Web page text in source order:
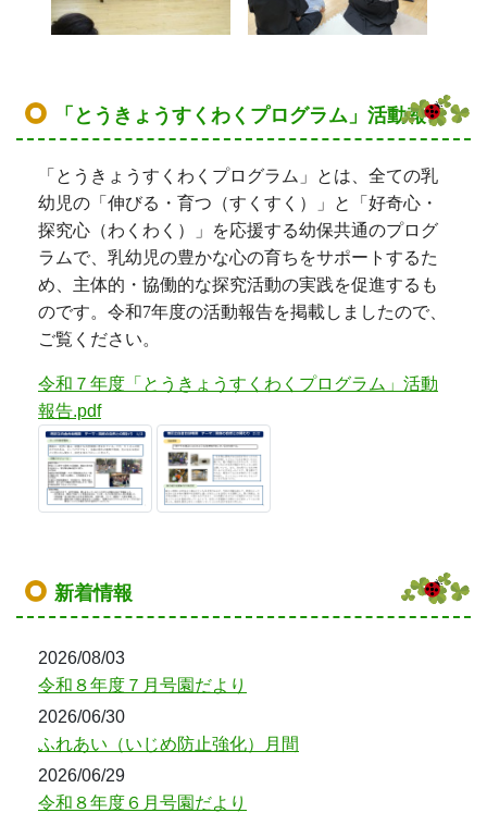
「とうきょうすくわくプログラム」活動報告
「とうきょうすくわくプログラム」とは、全ての乳
幼児の「伸びる・育つ（すくすく）」と「好奇心・
探究心（わくわく）」を応援する幼保共通のプログ
ラムで、乳幼児の豊かな心の育ちをサポートするた
め、主体的・協働的な探究活動の実践を促進するも
のです。令和7年度の活動報告を掲載しましたので、
ご覧ください。
令和７年度「とうきょうすくわくプログラム」活動
報告.pdf
新着情報
2026/08/03
令和８年度７月号園だより
2026/06/30
ふれあい（いじめ防止強化）月間
2026/06/29
令和８年度６月号園だより